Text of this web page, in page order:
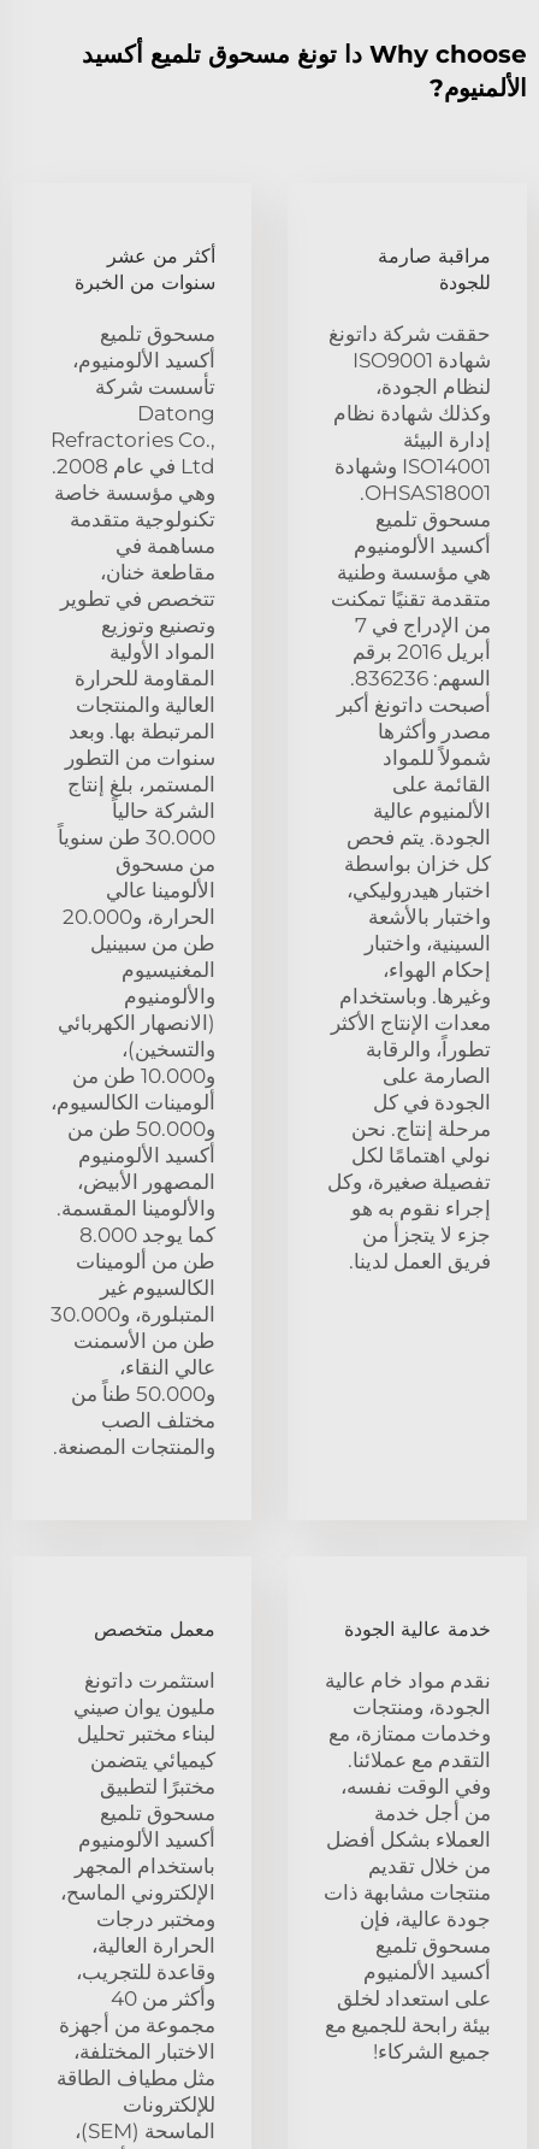
Why choose دا تونغ مسحوق تلميع أكسيد
الألمنيوم?
مراقبة صارمة
للجودة
حققت شركة داتونغ
شهادة ISO9001
لنظام الجودة،
وكذلك شهادة نظام
إدارة البيئة
ISO14001 وشهادة
OHSAS18001.
مسحوق تلميع
أكسيد الألومنيوم
هي مؤسسة وطنية
متقدمة تقنيًا تمكنت
من الإدراج في 7
أبريل 2016 برقم
السهم: 836236.
أصبحت داتونغ أكبر
مصدر وأكثرها
شمولاً للمواد
القائمة على
الألمنيوم عالية
الجودة. يتم فحص
كل خزان بواسطة
اختبار هيدروليكي،
واختبار بالأشعة
السينية، واختبار
إحكام الهواء،
وغيرها. وباستخدام
معدات الإنتاج الأكثر
تطوراً، والرقابة
الصارمة على
الجودة في كل
مرحلة إنتاج. نحن
نولي اهتمامًا لكل
تفصيلة صغيرة، وكل
إجراء نقوم به هو
جزء لا يتجزأ من
فريق العمل لدينا.
أكثر من عشر
سنوات من الخبرة
مسحوق تلميع
أكسيد الألومنيوم،
تأسست شركة
Datong
Refractories Co.,
Ltd في عام 2008.
وهي مؤسسة خاصة
تكنولوجية متقدمة
مساهمة في
مقاطعة خنان،
تتخصص في تطوير
وتصنيع وتوزيع
المواد الأولية
المقاومة للحرارة
العالية والمنتجات
المرتبطة بها. وبعد
سنوات من التطور
المستمر، بلغ إنتاج
الشركة حالياً
30.000 طن سنوياً
من مسحوق
الألومينا عالي
الحرارة، و20.000
طن من سبينيل
المغنيسيوم
والألومنيوم
(الانصهار الكهربائي
والتسخين)،
و10.000 طن من
ألومينات الكالسيوم،
و50.000 طن من
أكسيد الألومنيوم
المصهور الأبيض،
والألومينا المقسمة.
كما يوجد 8.000
طن من ألومينات
الكالسيوم غير
المتبلورة، و30.000
طن من الأسمنت
عالي النقاء،
و50.000 طناً من
مختلف الصب
والمنتجات المصنعة.
خدمة عالية الجودة
نقدم مواد خام عالية
الجودة، ومنتجات
وخدمات ممتازة، مع
التقدم مع عملائنا.
وفي الوقت نفسه،
من أجل خدمة
العملاء بشكل أفضل
من خلال تقديم
منتجات مشابهة ذات
جودة عالية، فإن
مسحوق تلميع
أكسيد الألمنيوم
على استعداد لخلق
بيئة رابحة للجميع مع
جميع الشركاء!
معمل متخصص
استثمرت داتونغ
مليون يوان صيني
لبناء مختبر تحليل
كيميائي يتضمن
مختبرًا لتطبيق
مسحوق تلميع
أكسيد الألومنيوم
باستخدام المجهر
الإلكتروني الماسح،
ومختبر درجات
الحرارة العالية،
وقاعدة للتجريب،
وأكثر من 40
مجموعة من أجهزة
الاختبار المختلفة،
مثل مطياف الطاقة
للإلكترونات
الماسحة (SEM)،